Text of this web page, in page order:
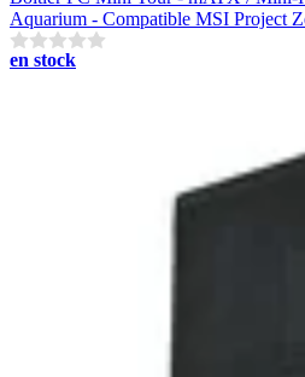
Aquarium - Compatible MSI Project
en stock